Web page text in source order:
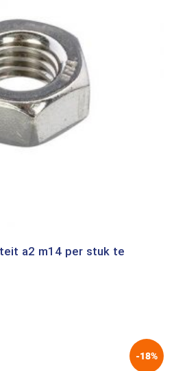
a2 m14 per stuk te
-18%